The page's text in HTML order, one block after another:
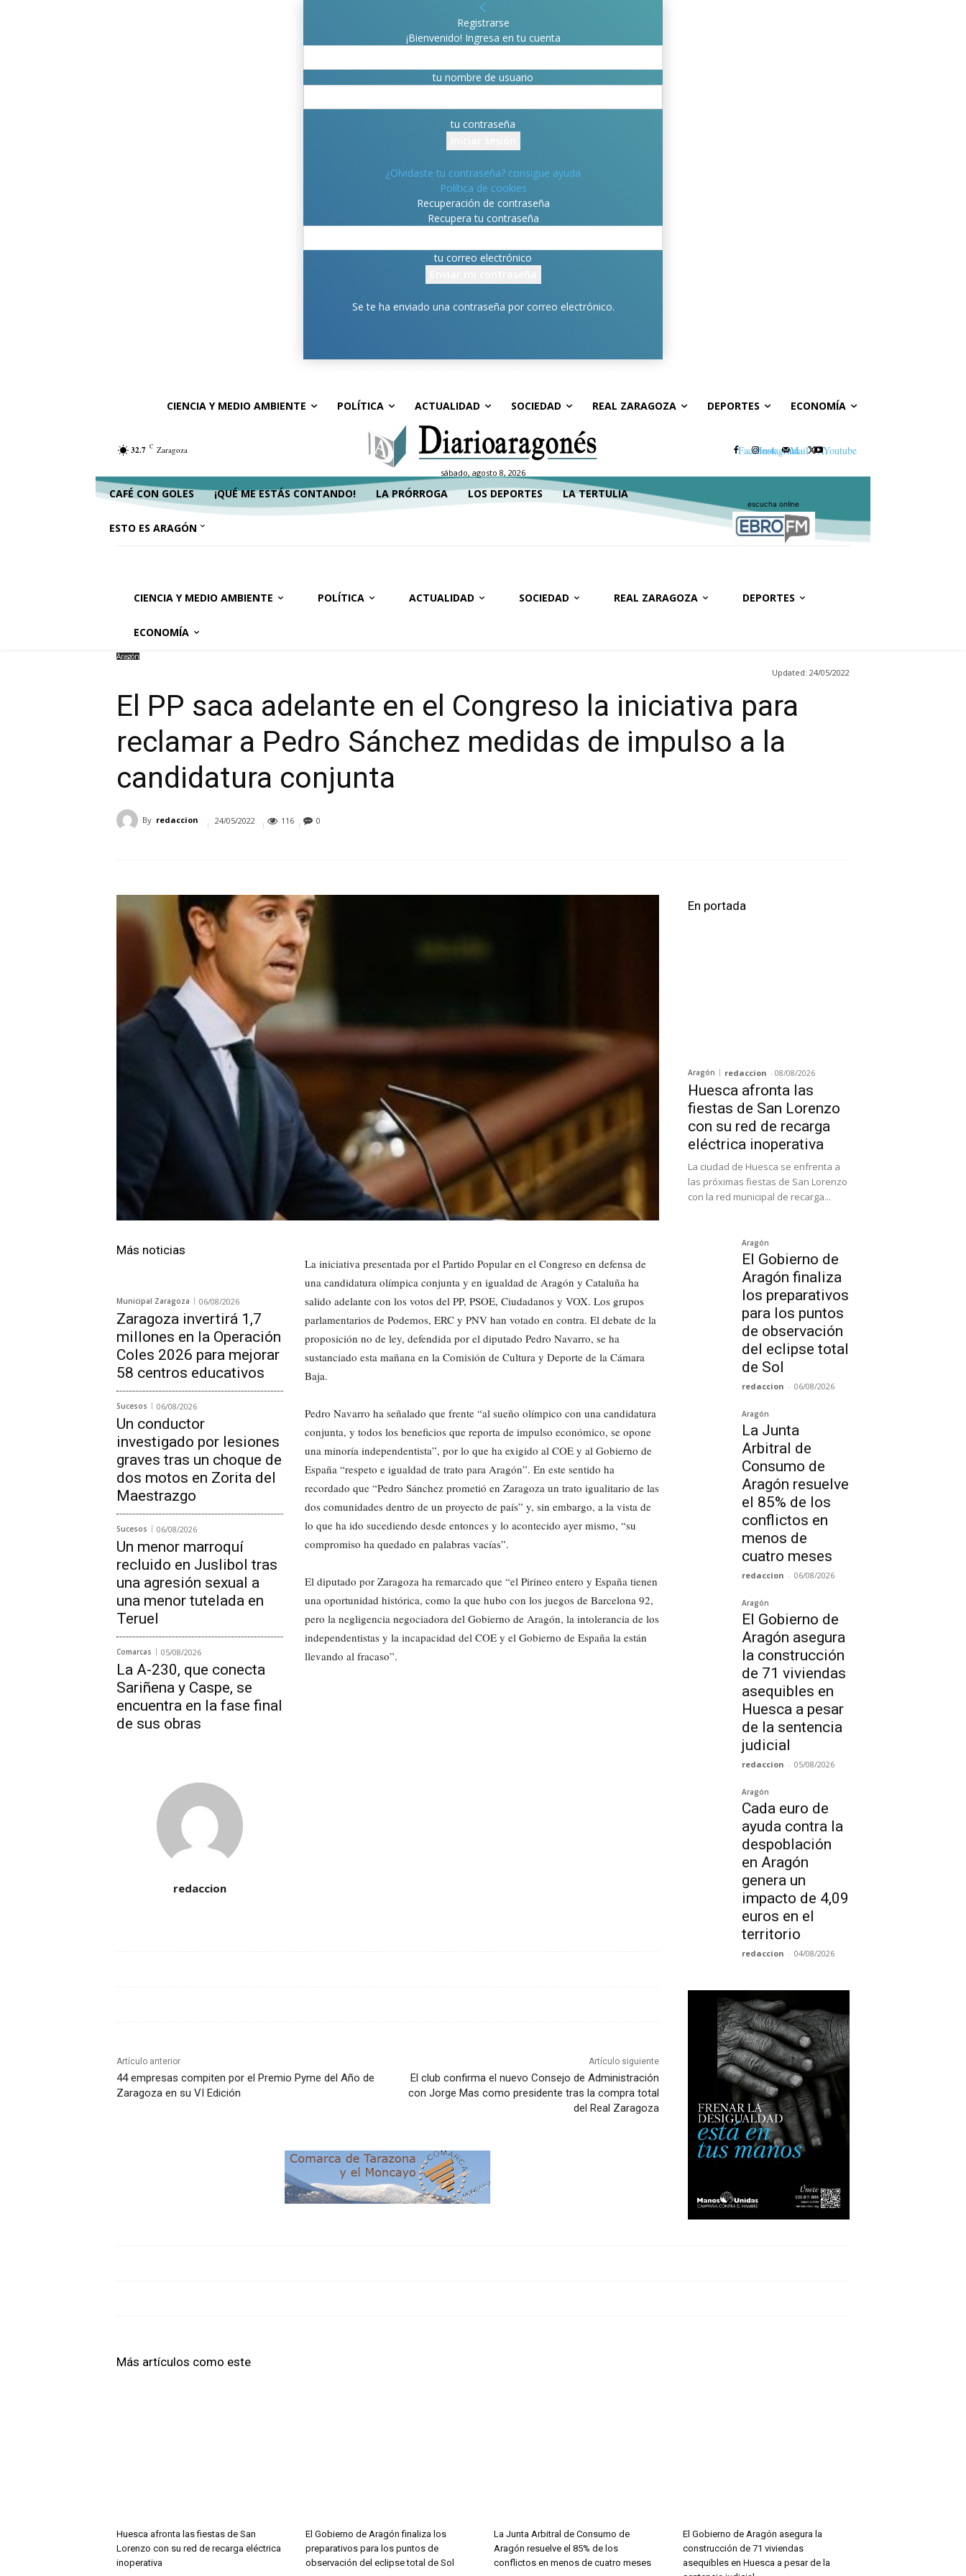
Registrarse
¡Bienvenido! Ingresa en tu cuenta
tu nombre de usuario
tu contraseña
¿Olvidaste tu contraseña? consigue ayuda
Política de cookies
Recuperación de contraseña
Recupera tu contraseña
tu correo electrónico
Se te ha enviado una contraseña por correo electrónico.
CIENCIA Y MEDIO AMBIENTE POLÍTICA ACTUALIDAD SOCIEDAD REAL ZARAGOZA DEPORTES ECONOMÍA
32.7 C Zaragoza
sábado, agosto 8, 2026
FacebookInstagramMail XYoutube
CAFÉ CON GOLES ¡QUÉ ME ESTÁS CONTANDO! LA PRÓRROGA LOS DEPORTES LA TERTULIA
ESTO ES ARAGÓN
escucha online
CIENCIA Y MEDIO AMBIENTE POLÍTICA ACTUALIDAD SOCIEDAD REAL ZARAGOZA DEPORTES
ECONOMÍA
Aragón
Updated: 24/05/2022
El PP saca adelante en el Congreso la iniciativa para
reclamar a Pedro Sánchez medidas de impulso a la
candidatura conjunta
By redaccion 24/05/2022 116 0
Más noticias
Municipal Zaragoza 06/08/2026
Zaragoza invertirá 1,7
millones en la Operación
Coles 2026 para mejorar
58 centros educativos
Sucesos 06/08/2026
Un conductor
investigado por lesiones
graves tras un choque de
dos motos en Zorita del
Maestrazgo
Sucesos 06/08/2026
Un menor marroquí
recluido en Juslibol tras
una agresión sexual a
una menor tutelada en
Teruel
Comarcas 05/08/2026
La A-230, que conecta
Sariñena y Caspe, se
encuentra en la fase final
de sus obras
redaccion
La iniciativa presentada por el Partido Popular en el Congreso en defensa de
una candidatura olímpica conjunta y en igualdad de Aragón y Cataluña ha
salido adelante con los votos del PP, PSOE, Ciudadanos y VOX. Los grupos
parlamentarios de Podemos, ERC y PNV han votado en contra. El debate de la
proposición no de ley, defendida por el diputado Pedro Navarro, se ha
sustanciado esta mañana en la Comisión de Cultura y Deporte de la Cámara
Baja.
Pedro Navarro ha señalado que frente “al sueño olímpico con una candidatura
conjunta, y todos los beneficios que reporta de impulso económico, se opone
una minoría independentista”, por lo que ha exigido al COE y al Gobierno de
España “respeto e igualdad de trato para Aragón”. En este sentido ha
recordado que “Pedro Sánchez prometió en Zaragoza un trato igualitario de las
dos comunidades dentro de un proyecto de país” y, sin embargo, a la vista de
lo que ha ido sucediendo desde entonces y lo acontecido ayer mismo, “su
compromiso ha quedado en palabras vacías”.
El diputado por Zaragoza ha remarcado que “el Pirineo entero y España tienen
una oportunidad histórica, como la que hubo con los juegos de Barcelona 92,
pero la negligencia negociadora del Gobierno de Aragón, la intolerancia de los
independentistas y la incapacidad del COE y el Gobierno de España la están
llevando al fracaso”.
Artículo anterior
44 empresas compiten por el Premio Pyme del Año de
Zaragoza en su VI Edición
Artículo siguiente
El club confirma el nuevo Consejo de Administración
con Jorge Mas como presidente tras la compra total
del Real Zaragoza
En portada
Aragón redaccion - 08/08/2026
Huesca afronta las
fiestas de San Lorenzo
con su red de recarga
eléctrica inoperativa
La ciudad de Huesca se enfrenta a
las próximas fiestas de San Lorenzo
con la red municipal de recarga...
Aragón
El Gobierno de
Aragón finaliza
los preparativos
para los puntos
de observación
del eclipse total
de Sol
redaccion - 06/08/2026
Aragón
La Junta
Arbitral de
Consumo de
Aragón resuelve
el 85% de los
conflictos en
menos de
cuatro meses
redaccion - 06/08/2026
Aragón
El Gobierno de
Aragón asegura
la construcción
de 71 viviendas
asequibles en
Huesca a pesar
de la sentencia
judicial
redaccion - 05/08/2026
Aragón
Cada euro de
ayuda contra la
despoblación
en Aragón
genera un
impacto de 4,09
euros en el
territorio
redaccion - 04/08/2026
Más artículos como este
Huesca afronta las fiestas de San
Lorenzo con su red de recarga eléctrica
inoperativa
El Gobierno de Aragón finaliza los
preparativos para los puntos de
observación del eclipse total de Sol
La Junta Arbitral de Consumo de
Aragón resuelve el 85% de los
conflictos en menos de cuatro meses
El Gobierno de Aragón asegura la
construcción de 71 viviendas
asequibles en Huesca a pesar de la